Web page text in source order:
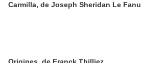
Carmilla, de Joseph Sheridan Le Fanu